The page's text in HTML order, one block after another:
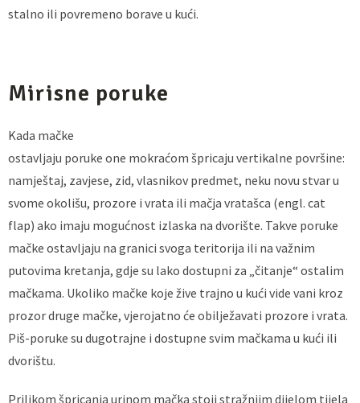
stalno ili povremeno borave u kući.
Mirisne poruke
Kada mačke
ostavljaju poruke one mokraćom špricaju vertikalne površine:
namještaj, zavjese, zid, vlasnikov predmet, neku novu stvar u
svome okolišu, prozore i vrata ili mačja vratašca (engl. cat
flap) ako imaju mogućnost izlaska na dvorište. Takve poruke
mačke ostavljaju na granici svoga teritorija ili na važnim
putovima kretanja, gdje su lako dostupni za „čitanje“ ostalim
mačkama. Ukoliko mačke koje žive trajno u kući vide vani kroz
prozor druge mačke, vjerojatno će obilježavati prozore i vrata.
Piš-poruke su dugotrajne i dostupne svim mačkama u kući ili
dvorištu.
Prilikom špricanja urinom mačka stoji stražnjim dijelom tijela